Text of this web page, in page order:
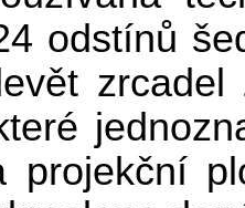
odstínů
projekční